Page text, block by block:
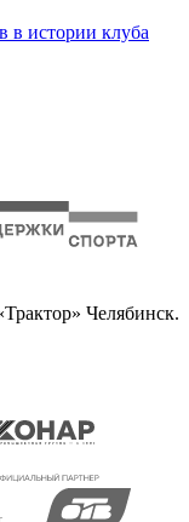
в истории клуба
Челябинск.